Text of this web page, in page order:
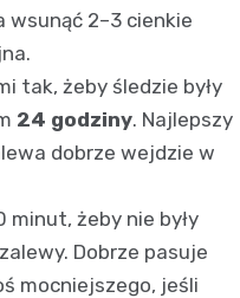
2–3 cienkie
tak, żeby śledzie były
24 godziny. Najlepszy
dobrze wejdzie w
minut, żeby nie były
Dobrze pasuje
mocniejszego, jeśli